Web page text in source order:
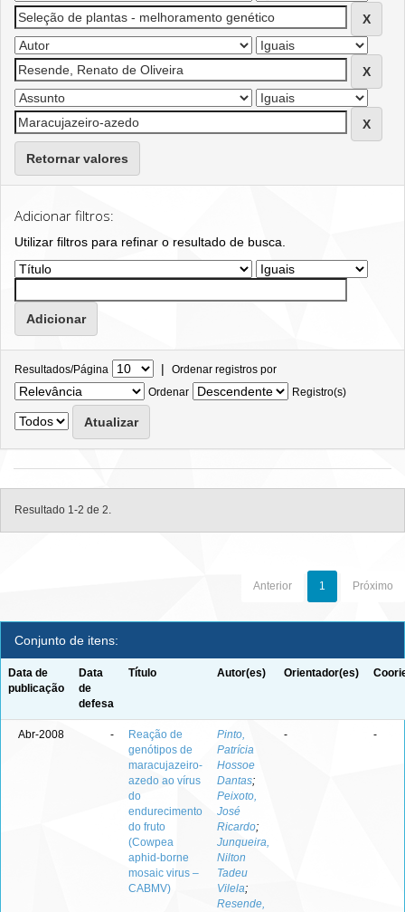
Retornar valores
Adicionar filtros:
Utilizar filtros para refinar o resultado de busca.
Resultados/Página | Ordenar registros por
Ordenar
Registro(s)
Resultado 1-2 de 2.
Anterior 1 Próximo
Conjunto de itens:
Data de
publicação
Data
de
defesa
Título Autor(es) Orientador(es)
Abr-2008 -
Reação de
genótipos de
maracujazeiro-
azedo ao vírus
do
endurecimento
do fruto
(Cowpea
aphid-borne
mosaic virus –
CABMV)
Pinto,
Patrícia
Hossoe
Dantas;
Peixoto,
José
Ricardo;
Junqueira,
Nilton
Tadeu
Vilela;
Resende,
- -